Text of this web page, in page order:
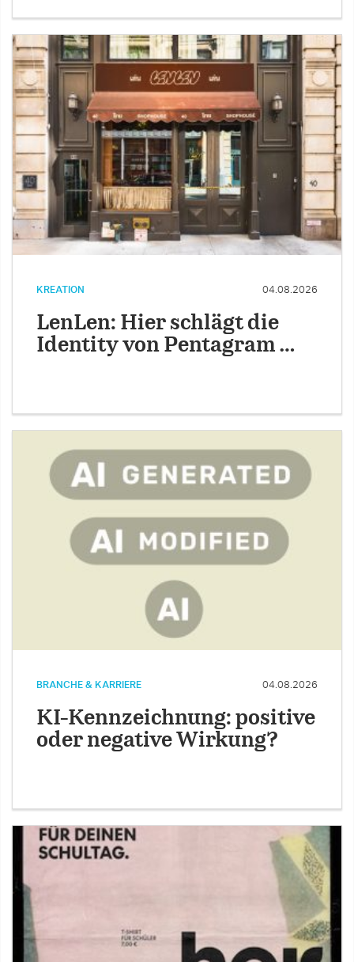
KREATION 04.08.2026
LenLen: Hier schlägt die
Identity von Pentagram …
BRANCHE & KARRIERE 04.08.2026
KI-Kennzeichnung: positive
oder negative Wirkung?